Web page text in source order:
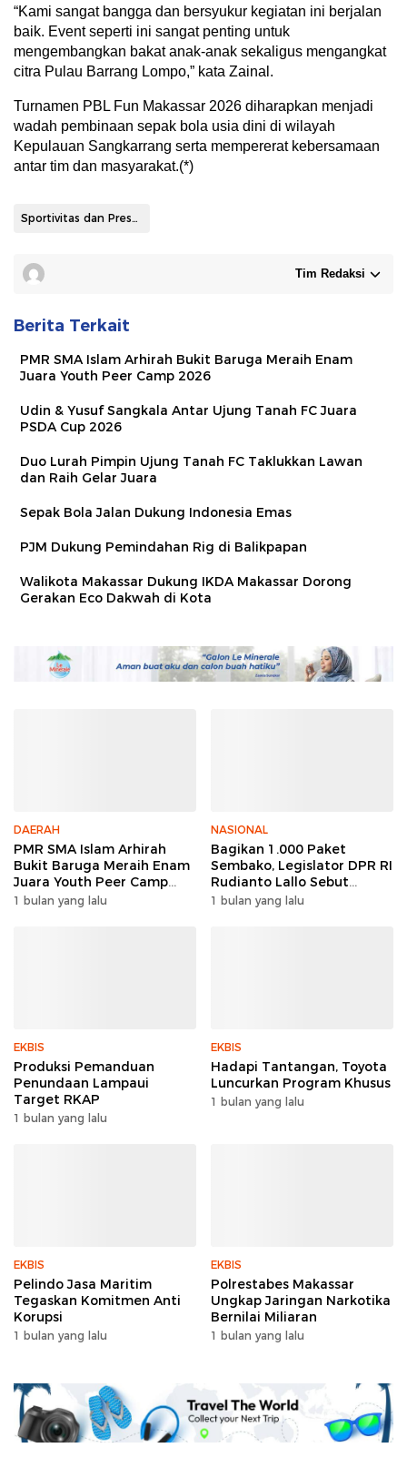
“Kami sangat bangga dan bersyukur kegiatan ini berjalan
baik. Event seperti ini sangat penting untuk
mengembangkan bakat anak-anak sekaligus mengangkat
citra Pulau Barrang Lompo,” kata Zainal.
Turnamen PBL Fun Makassar 2026 diharapkan menjadi
wadah pembinaan sepak bola usia dini di wilayah
Kepulauan Sangkarrang serta mempererat kebersamaan
antar tim dan masyarakat.(*)
Sportivitas dan Prestasi Warnai PBL
Tim Redaksi
Berita Terkait
PMR SMA Islam Arhirah Bukit Baruga Meraih Enam
Juara Youth Peer Camp 2026
Udin & Yusuf Sangkala Antar Ujung Tanah FC Juara
PSDA Cup 2026
Duo Lurah Pimpin Ujung Tanah FC Taklukkan Lawan
dan Raih Gelar Juara
Sepak Bola Jalan Dukung Indonesia Emas
PJM Dukung Pemindahan Rig di Balikpapan
Walikota Makassar Dukung IKDA Makassar Dorong
Gerakan Eco Dakwah di Kota
DAERAH
PMR SMA Islam Arhirah
Bukit Baruga Meraih Enam
Juara Youth Peer Camp
2026
1 bulan yang lalu
NASIONAL
Bagikan 1.000 Paket
Sembako, Legislator DPR RI
Rudianto Lallo Sebut
Kepercayaan Publik Ke
1 bulan yang lalu
EKBIS
Produksi Pemanduan
Penundaan Lampaui
Target RKAP
1 bulan yang lalu
EKBIS
Hadapi Tantangan, Toyota
Luncurkan Program Khusus
1 bulan yang lalu
EKBIS
Pelindo Jasa Maritim
Tegaskan Komitmen Anti
Korupsi
1 bulan yang lalu
EKBIS
Polrestabes Makassar
Ungkap Jaringan Narkotika
Bernilai Miliaran
1 bulan yang lalu